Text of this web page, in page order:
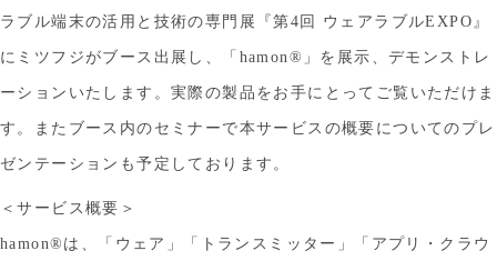
ラブル端末の活用と技術の専門展『第4回 ウェアラブルEXPO』
にミツフジがブース出展し、「hamon®」を展示、デモンストレ
ーションいたします。実際の製品をお手にとってご覧いただけま
す。またブース内のセミナーで本サービスの概要についてのプレ
ゼンテーションも予定しております。
＜サービス概要＞
hamon®は、「ウェア」「トランスミッター」「アプリ・クラウ